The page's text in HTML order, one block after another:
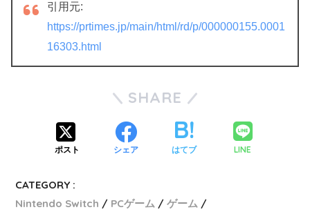
引用元:
https://prtimes.jp/main/html/rd/p/000000155.0001
16303.html
SHARE
ポスト シェア はてブ LINE
CATEGORY :
Nintendo Switch
PCゲーム ゲーム